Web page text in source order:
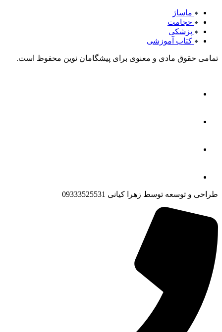
ماساژ
حجامت
پزشکی
کتاب آموزشی
تمامی حقوق مادی و معنوی برای پیشگامان نوین محفوظ است.
طراحی و توسعه توسط زهرا کیانی 09333525531